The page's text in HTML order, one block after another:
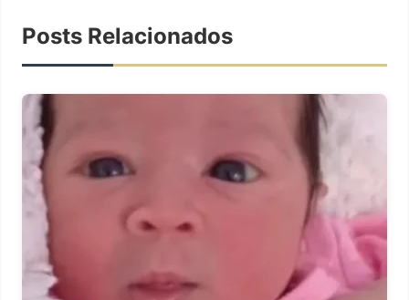
Posts Relacionados